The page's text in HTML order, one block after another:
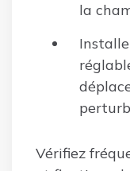
la
Vérifiez